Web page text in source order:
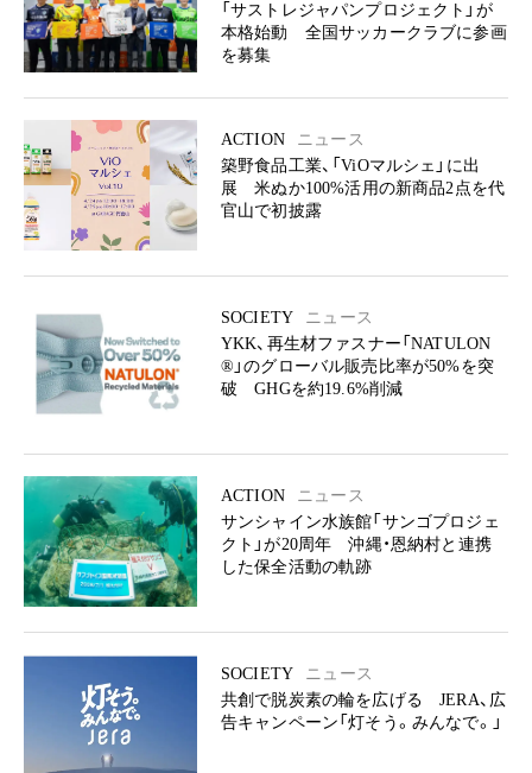
「サストレジャパンプロジェクト」が
本格始動 全国サッカークラブに参画
を募集
ACTION
ニュース
築野食品工業、「ViOマルシェ」に出
展 米ぬか100%活用の新商品2点を代
官山で初披露
SOCIETY
ニュース
YKK、再生材ファスナー「NATULON
®」のグローバル販売比率が50%を突
破 GHGを約19.6%削減
ACTION
ニュース
サンシャイン水族館「サンゴプロジェ
クト」が20周年 沖縄・恩納村と連携
した保全活動の軌跡
SOCIETY
ニュース
共創で脱炭素の輪を広げる JERA、広
告キャンペーン「灯そう。みんなで。」